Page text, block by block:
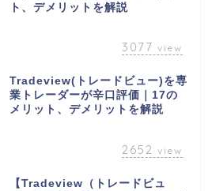
ト、デメリットを解説
3077 view
Tradeview(トレードビュー)を専
業トレーダーが辛口評価｜17の
メリット、デメリットを解説
2652 view
【Tradeview（トレードビュ